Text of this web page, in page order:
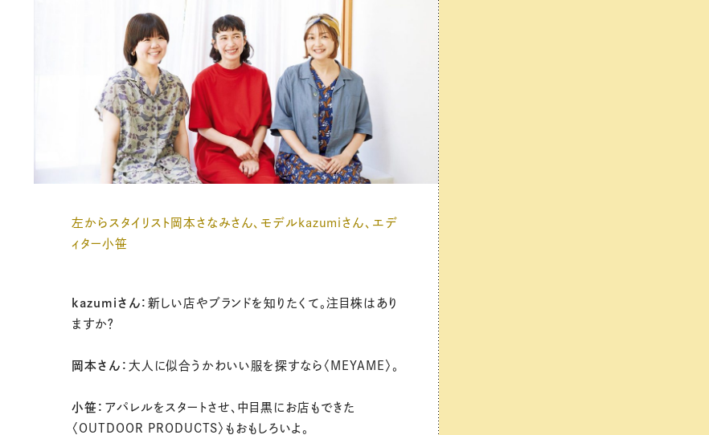
左からスタイリスト岡本さなみさん、モデルkazumiさん、エデ
ィター小笹
kazumiさん：新しい店やブランドを知りたくて。注目株はあり
ますか？
岡本さん： 大人に似合うかわいい服を探すなら〈MEYAME〉。
小笹： アパレルをスタートさせ、中目黒にお店もできた
〈OUTDOOR PRODUCTS〉もおもしろいよ。